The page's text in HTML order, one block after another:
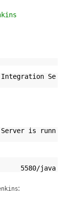
Se
is runn
java
: